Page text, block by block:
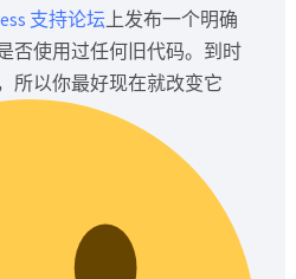
支持论坛 上发布一个明确
否使用过任何旧代码。到时
所以你最好现在就改变它